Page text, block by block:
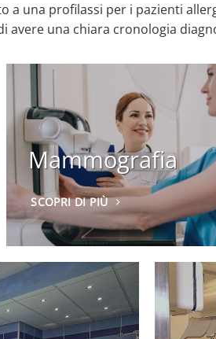
a una profilassi per i pazienti
avere una chiara cronologia
Mammografia
SCOPRI DI PIÙ